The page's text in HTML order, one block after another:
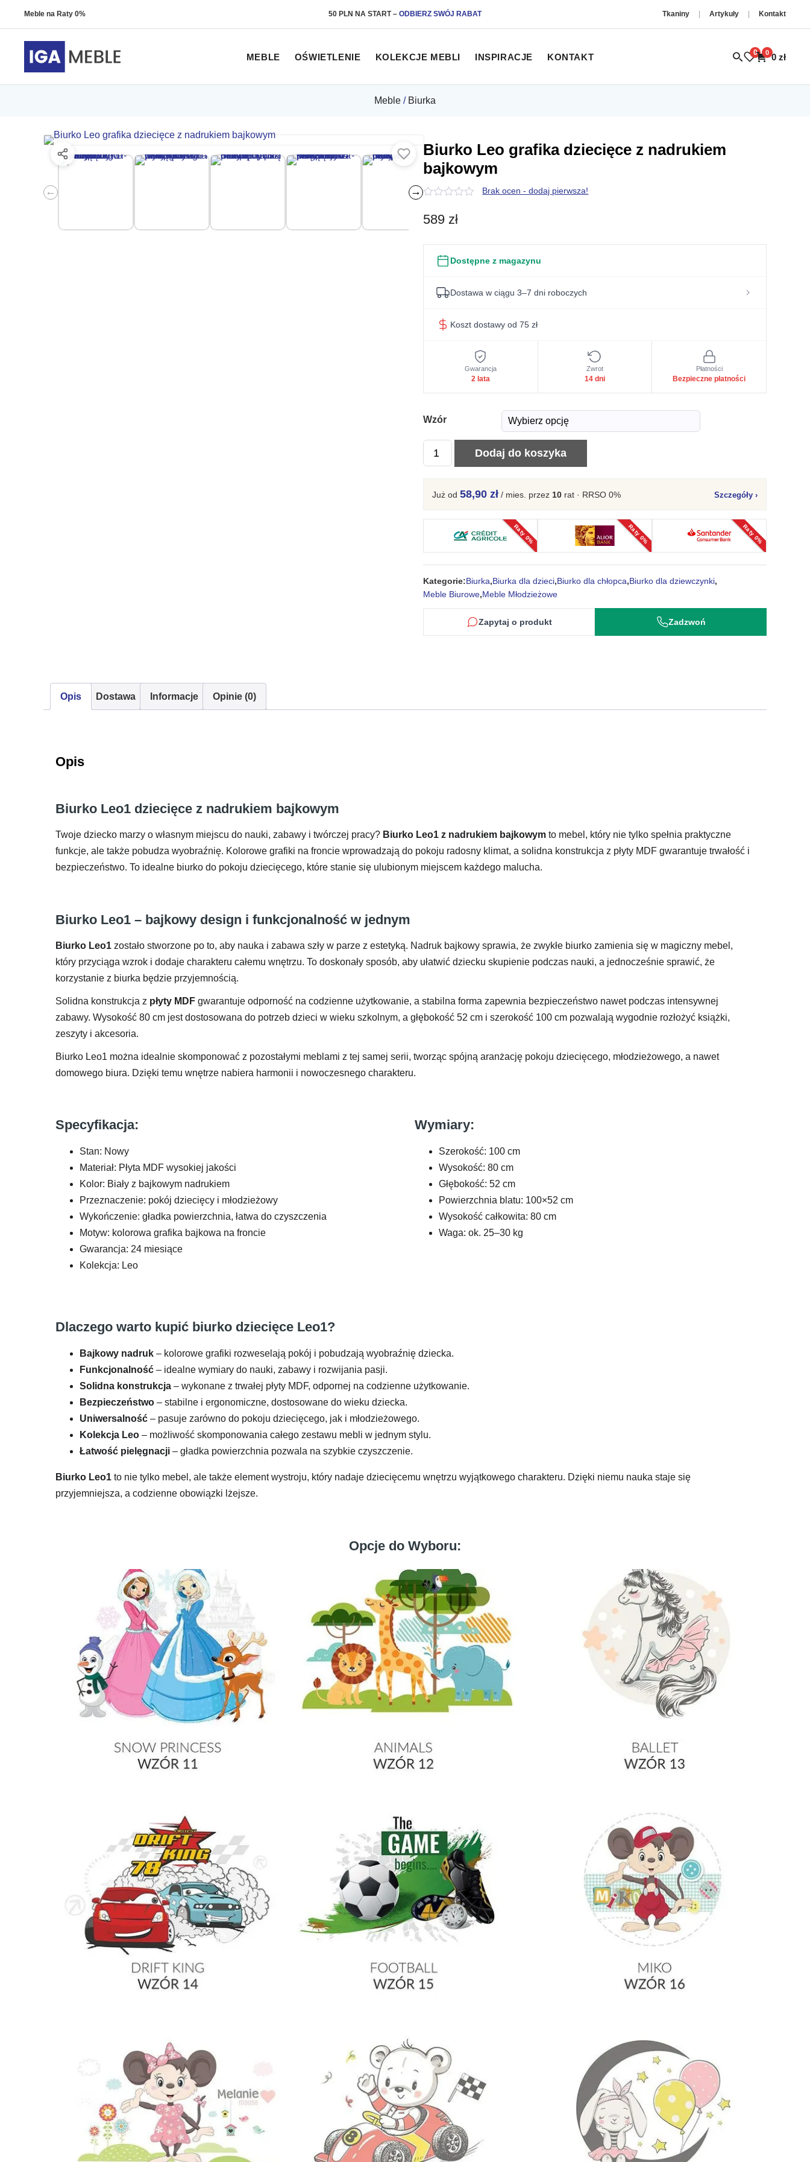
Meble na Raty 0% 50 PLN NA START– ODBIERZ SWÓJ RABAT Tkaniny Artykuły Kontakt
MEBLE OŚWIETLENIE KOLEKCJE MEBLI INSPIRACJE KONTAKT 0 0 0 zł
Meble / Biurka
← →
Biurko Leo grafika dziecięce z nadrukiem
bajkowym
z
5
Brak ocen - dodaj pierwsza!
589 zł
Dostępne z magazynu
Dostawa w ciągu 3–7 dni roboczych
Koszt dostawy od 75 zł
Gwarancja
2 lata
Zwrot
14 dni
Płatności
Bezpieczne płatności
Wzór
ilość
Biurko
grafika
Dodaj do koszyka
Już od 58,90 zł / mies. przez 10 rat · RRSO 0% Szczegóły ›
Raty 0% Raty 0% Raty 0%
Kategorie:Biurka,Biurka dla dzieci,Biurko dla chłopca,Biurko dla dziewczynki,
Meble Biurowe,Meble Młodzieżowe
Zapytaj o produkt Zadzwoń
Opis Dostawa Informacje Opinie (0)
Opis
Biurko Leo1 dziecięce z nadrukiem bajkowym
Twoje dziecko marzy o własnym miejscu do nauki, zabawy i twórczej pracy? Biurko Leo1 z nadrukiem bajkowym to mebel, który nie tylko spełnia praktyczne
funkcje, ale także pobudza wyobraźnię. Kolorowe grafiki na froncie wprowadzają do pokoju radosny klimat, a solidna konstrukcja z płyty MDF gwarantuje trwałość i
bezpieczeństwo. To idealne biurko do pokoju dziecięcego, które stanie się ulubionym miejscem każdego malucha.
Biurko Leo1 – bajkowy design i funkcjonalność w jednym
Biurko Leo1 zostało stworzone po to, aby nauka i zabawa szły w parze z estetyką. Nadruk bajkowy sprawia, że zwykłe biurko zamienia się w magiczny mebel,
który przyciąga wzrok i dodaje charakteru całemu wnętrzu. To doskonały sposób, aby ułatwić dziecku skupienie podczas nauki, a jednocześnie sprawić, że
korzystanie z biurka będzie przyjemnością.
Solidna konstrukcja z płyty MDF gwarantuje odporność na codzienne użytkowanie, a stabilna forma zapewnia bezpieczeństwo nawet podczas intensywnej
zabawy. Wysokość 80 cm jest dostosowana do potrzeb dzieci w wieku szkolnym, a głębokość 52 cm i szerokość 100 cm pozwalają wygodnie rozłożyć książki,
zeszyty i akcesoria.
Biurko Leo1 można idealnie skomponować z pozostałymi meblami z tej samej serii, tworząc spójną aranżację pokoju dziecięcego, młodzieżowego, a nawet
domowego biura. Dzięki temu wnętrze nabiera harmonii i nowoczesnego charakteru.
Specyfikacja:
Stan: Nowy
Materiał: Płyta MDF wysokiej jakości
Kolor: Biały z bajkowym nadrukiem
Przeznaczenie: pokój dziecięcy i młodzieżowy
Wykończenie: gładka powierzchnia, łatwa do czyszczenia
Motyw: kolorowa grafika bajkowa na froncie
Gwarancja: 24 miesiące
Kolekcja: Leo
Wymiary:
Szerokość: 100 cm
Wysokość: 80 cm
Głębokość: 52 cm
Powierzchnia blatu: 100×52 cm
Wysokość całkowita: 80 cm
Waga: ok. 25–30 kg
Dlaczego warto kupić biurko dziecięce Leo1?
Bajkowy nadruk – kolorowe grafiki rozweselają pokój i pobudzają wyobraźnię dziecka.
Funkcjonalność – idealne wymiary do nauki, zabawy i rozwijania pasji.
Solidna konstrukcja – wykonane z trwałej płyty MDF, odpornej na codzienne użytkowanie.
Bezpieczeństwo – stabilne i ergonomiczne, dostosowane do wieku dziecka.
Uniwersalność – pasuje zarówno do pokoju dziecięcego, jak i młodzieżowego.
Kolekcja Leo – możliwość skomponowania całego zestawu mebli w jednym stylu.
Łatwość pielęgnacji – gładka powierzchnia pozwala na szybkie czyszczenie.
Biurko Leo1 to nie tylko mebel, ale także element wystroju, który nadaje dziecięcemu wnętrzu wyjątkowego charakteru. Dzięki niemu nauka staje się
przyjemniejsza, a codzienne obowiązki lżejsze.
Opcje do Wyboru: